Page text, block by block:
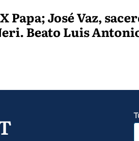
Papa; José Vaz,
Beato Luis